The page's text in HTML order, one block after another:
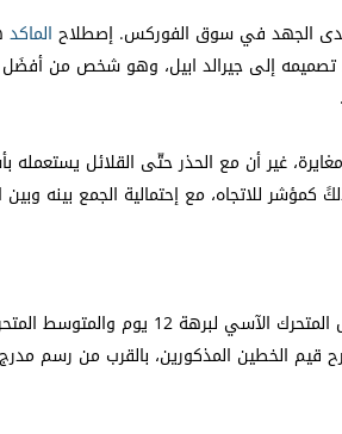
لدى الجهد في سوق الفوركس. إصطلاح الماكد
للنور لأول مرة في سنة 1979 إذ يرجع الخصوصية في تصميمه إلى جيرالد ابيل، وهو
غير أن مع الحذر حتّى القلائل يستعمله
للاتجاه، مع إحتمالية الجمع بينه وبين
عن الفارق بين اثنين من المتوسطات المتحركة — وهما عادةً المعتدل المتحرك
طرح قيم الخطين المذكورين، بالقرب من رسم